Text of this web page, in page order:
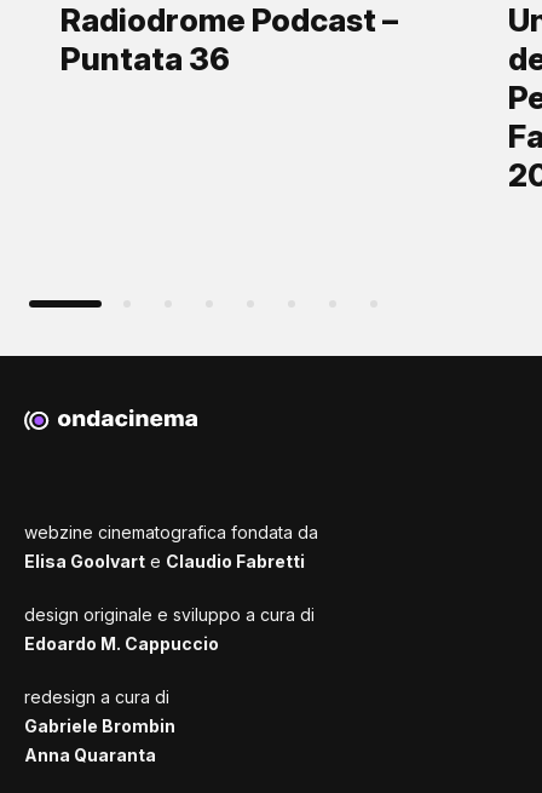
Radiodrome Podcast –
Puntata 36
webzine cinematografica fondata da
Elisa Goolvart e Claudio Fabretti
design originale e sviluppo a cura di
Edoardo M. Cappuccio
redesign a cura di
Gabriele Brombin
Anna Quaranta